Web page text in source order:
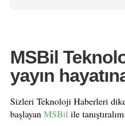
MSBil
yayın
Sizleri Teknoloji Haberleri
başlayan MSBil ile tanıştıralım.